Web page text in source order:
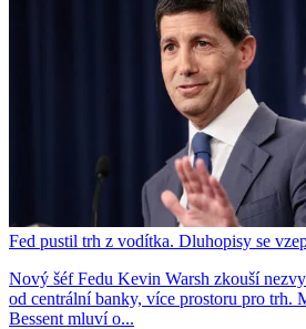
Fed pustil trh z vodítka. Dluhopisy se
Nový šéf Fedu Kevin Warsh zkouší
od centrální banky, více prostoru pro trh.
Bessent mluví o...